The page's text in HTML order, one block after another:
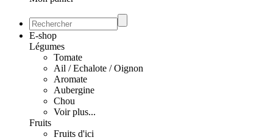
E-shop
Légumes
Tomate
Ail / Echalote / Oignon
Aromate
Aubergine
Chou
Voir plus...
Fruits
Fruits d'ici